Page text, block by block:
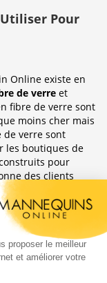
Pour
Online existe en
de verre et
fibre de verre sont
moins cher mais
de verre sont
les boutiques de
pour
des clients
ils sont placés.
Et
de détail, en